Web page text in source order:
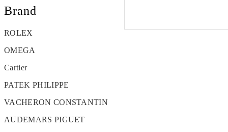
Brand
ROLEX
OMEGA
Cartier
PATEK PHILIPPE
VACHERON CONSTANTIN
AUDEMARS PIGUET